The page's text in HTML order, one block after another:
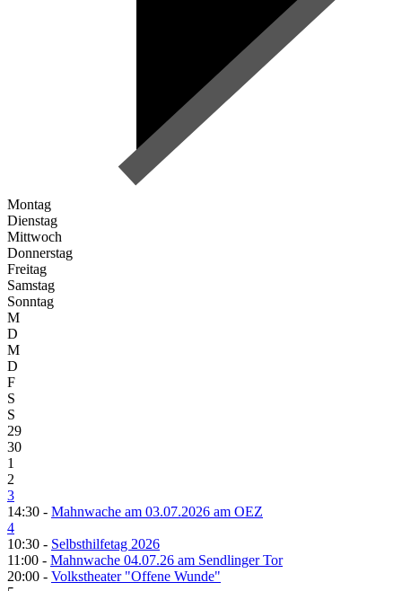
Montag
Dienstag
Mittwoch
Donnerstag
Freitag
Samstag
Sonntag
M
D
M
D
F
S
S
29
30
1
2
3
14:30 - Mahnwache am 03.07.2026 am OEZ
4
10:30 - Selbsthilfetag 2026
11:00 - Mahnwache 04.07.26 am Sendlinger Tor
20:00 - Volkstheater "Offene Wunde"